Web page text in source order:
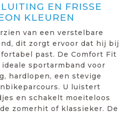
EN FRISSE
KLEUREN
van een verstelbare
dit zorgt ervoor dat hij bij
past. De Comfort Fit
sportarmband voor
hardlopen, een stevige
U luistert
en schakelt moeiteloos
zomerhit of klassieker. De